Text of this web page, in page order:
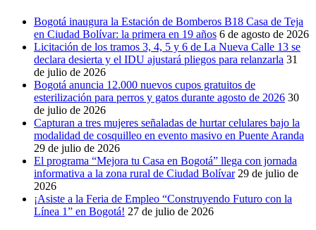
Bogotá inaugura la Estación de Bomberos B18 Casa de Teja
en Ciudad Bolívar: la primera en 19 años 6 de agosto de 2026
Licitación de los tramos 3, 4, 5 y 6 de La Nueva Calle 13 se
declara desierta y el IDU ajustará pliegos para relanzarla 31
de julio de 2026
Bogotá anuncia 12.000 nuevos cupos gratuitos de
esterilización para perros y gatos durante agosto de 2026 30
de julio de 2026
Capturan a tres mujeres señaladas de hurtar celulares bajo la
modalidad de cosquilleo en evento masivo en Puente Aranda
29 de julio de 2026
El programa “Mejora tu Casa en Bogotá” llega con jornada
informativa a la zona rural de Ciudad Bolívar 29 de julio de
2026
¡Asiste a la Feria de Empleo “Construyendo Futuro con la
Línea 1” en Bogotá! 27 de julio de 2026